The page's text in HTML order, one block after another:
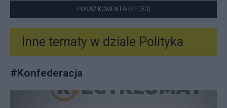
POKAŻ KOMENTARZE (53)
Inne tematy w dziale Polityka
#Konfederacja